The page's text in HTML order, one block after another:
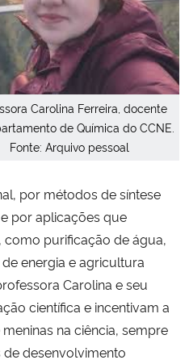
Carolina Ferreira, docente
de Química do CCNE.
Fonte: Arquivo pessoal
por métodos de síntese
por aplicações que
purificação de água,
energia e agricultura
Carolina e seu
científica e incentivam a
na ciência, sempre
desenvolvimento